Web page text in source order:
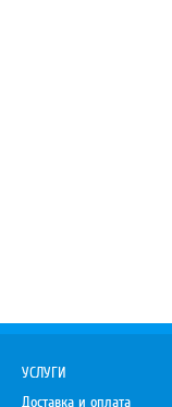
УСЛУГИ
Доставка и оплата